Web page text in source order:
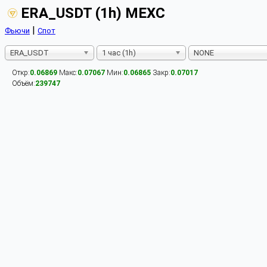
ERA_USDT (1h) MEXC
Фьючи | Спот
ERA_USDT 1 час (1h) NONE
Откр:0.06869 Макс:0.07067 Мин:0.06865 Закр:0.07017
Объём:239747